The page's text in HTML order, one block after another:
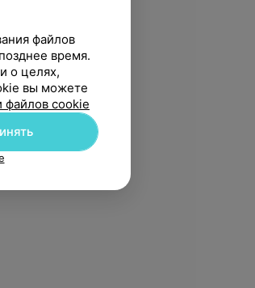
файлов
время.
о целях,
вы можете
файлов cookie